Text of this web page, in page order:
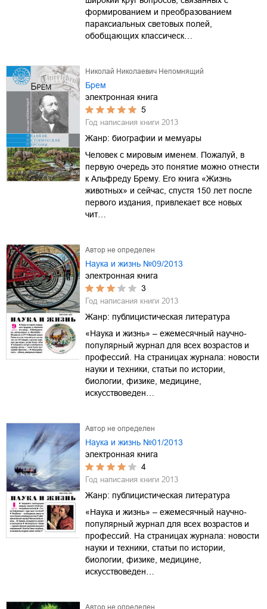
формированием и преобразованием
параксиальных световых полей,
обобщающих классическ…
Николай Николаевич Непомнящий
Брем
электронная книга
5
Год написания книги 2013
Жанр: биографии и мемуары
Человек с мировым именем. Пожалуй, в
первую очередь это понятие можно отнести
к Альфреду Брему. Его книга «Жизнь
животных» и сейчас, спустя 150 лет после
первого издания, привлекает все новых
чит…
Автор не определен
Наука и жизнь №09/2013
электронная книга
3
Год написания книги 2013
Жанр: публицистическая литература
«Наука и жизнь» – ежемесячный научно-
популярный журнал для всех возрастов и
профессий. На страницах журнала: новости
науки и техники, статьи по истории,
биологии, физике, медицине,
искусствоведен…
Автор не определен
Наука и жизнь №01/2013
электронная книга
4
Год написания книги 2013
Жанр: публицистическая литература
«Наука и жизнь» – ежемесячный научно-
популярный журнал для всех возрастов и
профессий. На страницах журнала: новости
науки и техники, статьи по истории,
биологии, физике, медицине,
искусствоведен…
Автор не определен